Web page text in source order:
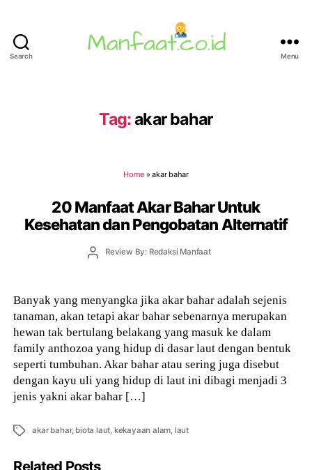
Search Menu
Tag:akar bahar
Home »akar bahar
20 Manfaat Akar Bahar Untuk
Kesehatan dan Pengobatan Alternatif
PostReview By: Redaksi Manfaat
Banyak yang menyangka jika akar bahar adalah sejenis
tanaman, akan tetapi akar bahar sebenarnya merupakan
hewan tak bertulang belakang yang masuk ke dalam
family anthozoa yang hidup di dasar laut dengan bentuk
seperti tumbuhan. Akar bahar atau sering juga disebut
dengan kayu uli yang hidup di laut ini dibagi menjadi 3
jenis yakni akar bahar […]
Tags akar bahar, biota laut, kekayaan alam, laut
Related Posts